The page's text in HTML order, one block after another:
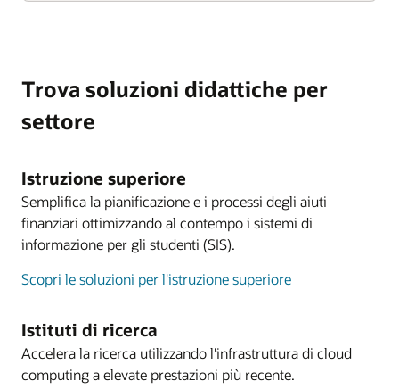
Trova soluzioni didattiche per
settore
Istruzione superiore
Semplifica la pianificazione e i processi degli aiuti
finanziari ottimizzando al contempo i sistemi di
informazione per gli studenti (SIS).
Scopri le soluzioni per l'istruzione superiore
Istituti di ricerca
Accelera la ricerca utilizzando l'infrastruttura di cloud
computing a elevate prestazioni più recente.